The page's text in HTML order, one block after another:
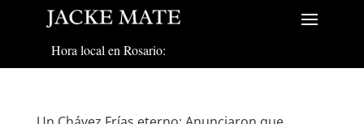
Hora local en Rosario: